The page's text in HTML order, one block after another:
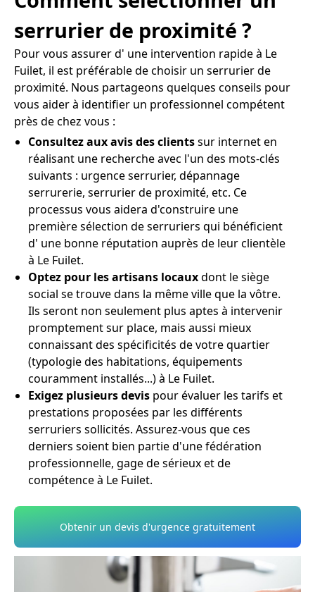
serrurier de proximité ?
Pour vous assurer d' une intervention rapide à Le
Fuilet, il est préférable de choisir un serrurier de
proximité. Nous partageons quelques conseils pour
vous aider à identifier un professionnel compétent
près de chez vous :
Consultez aux avis des clientssur internet en
réalisant une recherche avec l'un des mots-clés
suivants : urgence serrurier, dépannage
serrurerie, serrurier de proximité, etc. Ce
processus vous aidera d'construire une
première sélection de serruriers qui bénéficient
d' une bonne réputation auprès de leur clientèle
à Le Fuilet.
Optez pour les artisans locauxdont le siège
social se trouve dans la même ville que la vôtre.
Ils seront non seulement plus aptes à intervenir
promptement sur place, mais aussi mieux
connaissant des spécificités de votre quartier
(typologie des habitations, équipements
couramment installés...) à Le Fuilet.
Exigez plusieurs devis pour évaluer les tarifs et
prestations proposées par les différents
serruriers sollicités. Assurez-vous que ces
derniers soient bien partie d'une fédération
professionnelle, gage de sérieux et de
compétence à Le Fuilet.
Obtenir un devis d'urgence gratuitement